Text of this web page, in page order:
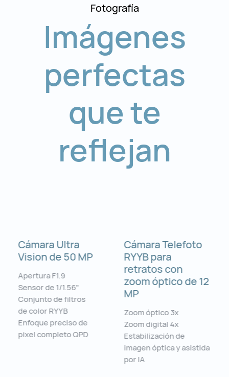
Fotografía
Imágenes
perfectas
que te
reflejan
Cámara Ultra
Vision de 50 MP
Apertura F1.9
Sensor de 1/1.56"
Conjunto de filtros
de color RYYB
Enfoque preciso de
pixel completo QPD
Cámara Telefoto
RYYB para
retratos con
zoom óptico de 12
MP
Zoom óptico 3x
Zoom digital 4x
Estabilización de
imagen óptica y asistida
por IA